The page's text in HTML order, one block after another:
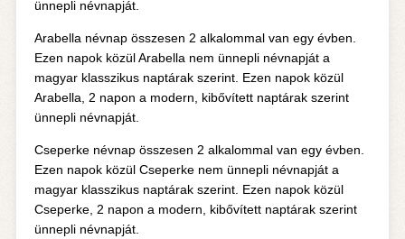
ünnepli névnapját.
Arabella névnap összesen 2 alkalommal van egy évben.
Ezen napok közül Arabella nem ünnepli névnapját a
magyar klasszikus naptárak szerint. Ezen napok közül
Arabella, 2 napon a modern, kibővített naptárak szerint
ünnepli névnapját.
Cseperke névnap összesen 2 alkalommal van egy évben.
Ezen napok közül Cseperke nem ünnepli névnapját a
magyar klasszikus naptárak szerint. Ezen napok közül
Cseperke, 2 napon a modern, kibővített naptárak szerint
ünnepli névnapját.